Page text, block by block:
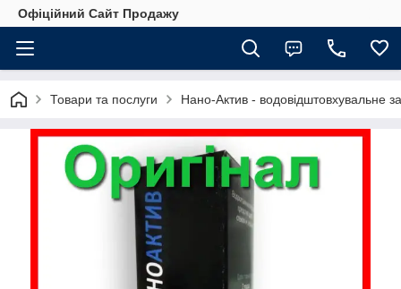
Офіційний Сайт Продажу
Товари та послуги Нано-Актив - водовідштовхувальне